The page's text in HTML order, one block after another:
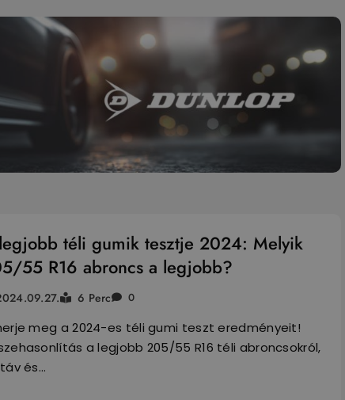
téli gumik tesztje 2024: Melyik
55 R16 abroncs a legjobb?
6 Perc 0
meg a 2024-es téli gumi teszt eredményeit!
a legjobb 205/55 R16 téli abroncsokról,
és…